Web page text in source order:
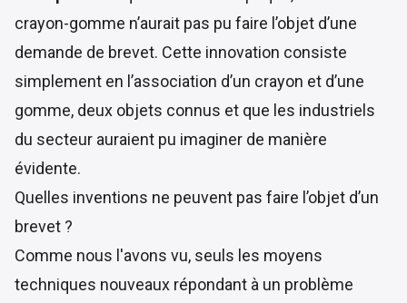
crayon-gomme n’aurait pas pu faire l’objet d’une
demande de brevet. Cette innovation consiste
simplement en l’association d’un crayon et d’une
gomme, deux objets connus et que les industriels
du secteur auraient pu imaginer de manière
évidente.
Quelles inventions ne peuvent pas faire l’objet d’un
brevet ?
Comme nous l'avons vu, seuls les moyens
techniques nouveaux répondant à un problème